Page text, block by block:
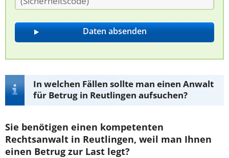
In welchen Fällen sollte man einen Anwalt
für Betrug in Reutlingen aufsuchen?
Sie benötigen einen kompetenten
Rechtsanwalt in Reutlingen, weil man Ihnen
einen Betrug zur Last legt?